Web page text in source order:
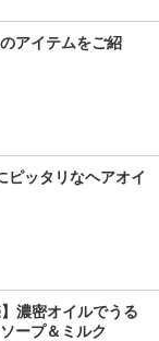
アイテムをご紹
ピッタリなヘアオイ
濃密オイルでうる
ープ＆ミルク